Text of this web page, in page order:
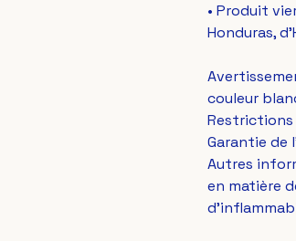
• Produit
Honduras,
couleur
Restrictions
Garantie de
Autres
en matière